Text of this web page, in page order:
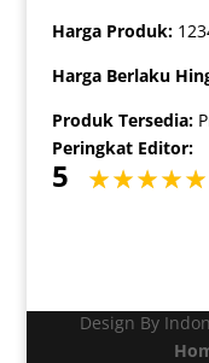
Harga Produk:
Harga Berlaku
Produk Tersedia:
Peringkat Editor:
5
Design By